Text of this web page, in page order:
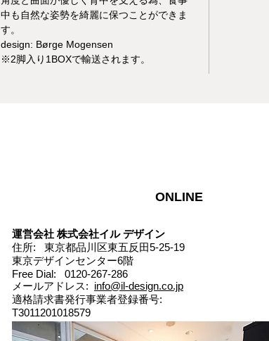
中も自然な姿勢を綺麗に保つことができま
す。
design: Børge Mogensen
※2脚入り1BOXで輸送されます。
ONLINE
運営会社 株式会社イル デザイン​
住所: 東京都品川区東五反田5-25-19
東京デザインセンター6階
Free Dial: 0120-267-286
メールアドレス: info@il-design.co.jp
適格請求書発行事業者登録番号:
T3011201018579